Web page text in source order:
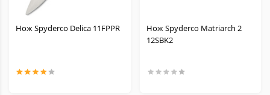
Нож Spyderco Delica 11FPPR
Нож Spyderco Matriarch 2
12SBK2